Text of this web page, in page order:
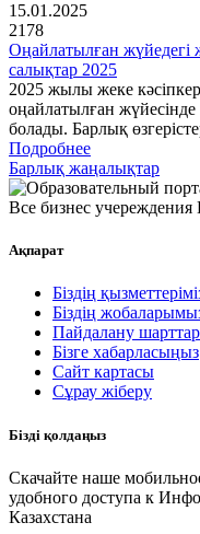
15.01.2025
2178
Оңайлатылған жүйедегі
салықтар 2025
2025 жылы жеке
оңайлатылған жүйесінде
болады. Барлық
Подробнее
Барлық жаңалықтар
Все бизнес учереждения
Ақпарат
Біздің
Біздің
Пайдалану
Бізге хабарласыңыз
Сайт картасы
Сұрау жіберу
Бізді қолдаңыз
Скачайте наше
удобного доступа к
Казахстана